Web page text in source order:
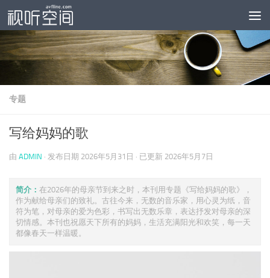
跳至内容
专题
写给妈妈的歌
由 ADMIN · 发布日期 2026年5月31日 · 已更新 2026年5月7日
简介： 在2026年的母亲节到来之时，本刊用专题《写给妈妈的歌》，
作为献给母亲们的致礼。古往今来，无数的音乐家，用心灵为纸，音
符为笔，对母亲的爱为色彩，书写出无数乐章，表达抒发对母亲的深
切情感。本刊也祝愿天下所有的妈妈，生活充满阳光和欢笑，每一天
都像春天一样温暖。